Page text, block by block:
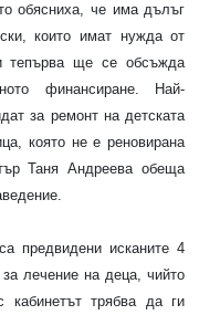
обясниха, че има дълъг
които имат нужда от
тепърва ще се обсъжда
финансиране. Най-
за ремонт на детската
която не е реновирана
Таня Андреева обеща
предвидени исканите 4
лечение на деца, чийто
трябва да ги